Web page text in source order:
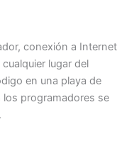
conexión a Internet
lugar del
en una playa de
los programadores se